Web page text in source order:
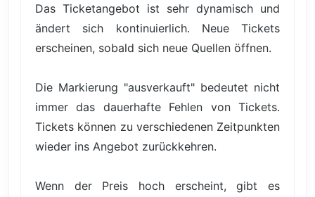
Das Ticketangebot ist sehr dynamisch und
ändert sich kontinuierlich. Neue Tickets
erscheinen, sobald sich neue Quellen öffnen.
Die Markierung "ausverkauft" bedeutet nicht
immer das dauerhafte Fehlen von Tickets.
Tickets können zu verschiedenen Zeitpunkten
wieder ins Angebot zurückkehren.
Wenn der Preis hoch erscheint, gibt es